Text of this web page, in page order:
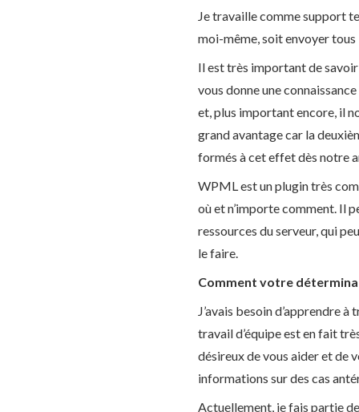
Je travaille comme support
moi-même, soit envoyer tous
Il est très important de
vous donne une
et, plus important encore, il
grand avantage car la
formés à cet effet dès notre
WPML est un plugin très
où et n’importe comment. Il
ressources du serveur, qui
le faire.
Comment votre
J’avais besoin d’apprendre
travail d’équipe est en fait
désireux de vous aider et de
informations sur des cas
Actuellement, je fais partie